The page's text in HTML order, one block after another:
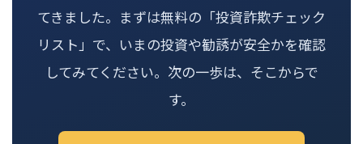
てきました。まずは無料の「投資詐欺チェック
リスト」で、いまの投資や勧誘が安全かを確認
してみてください。次の一歩は、そこからで
す。